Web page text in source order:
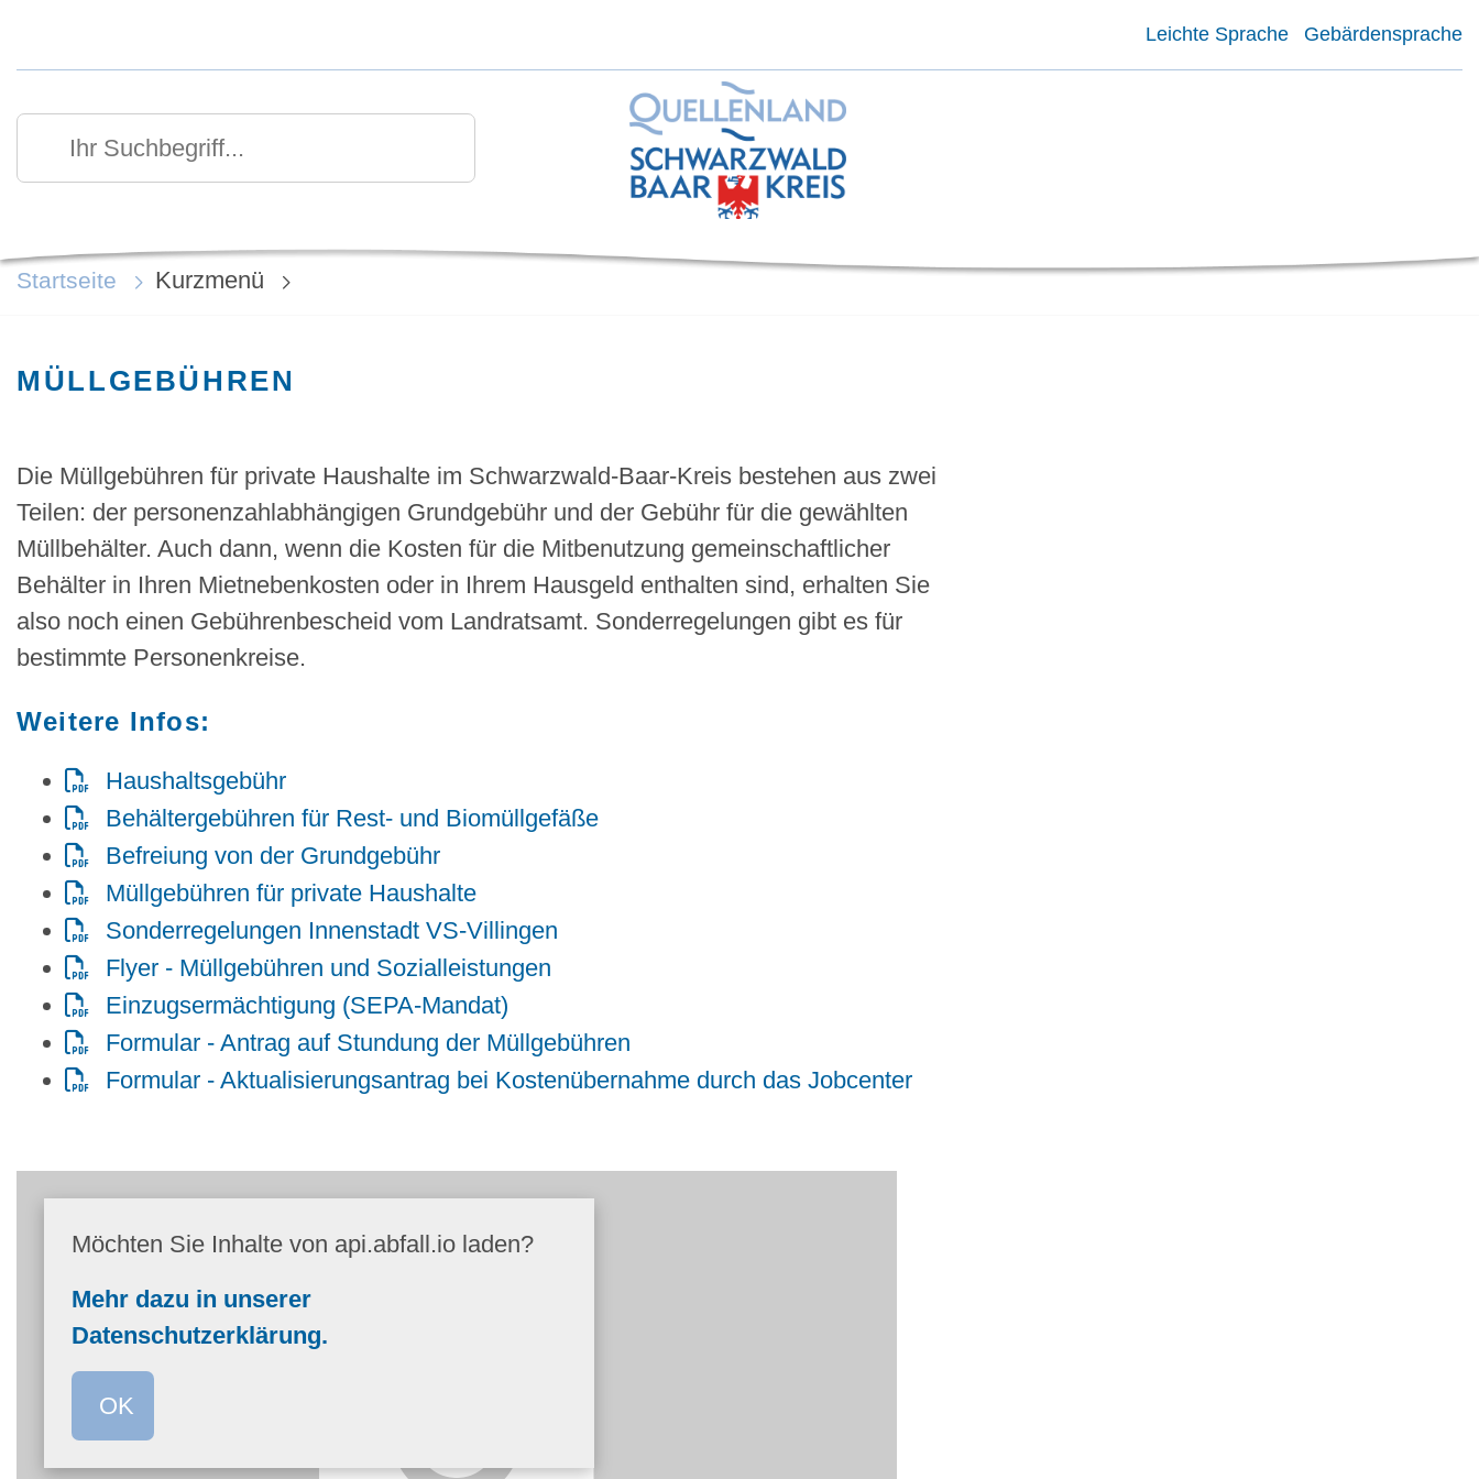
Leichte Sprache Gebärdensprache
Ihr Suchbegriff
Suchen
Startseite Kurzmenü
MÜLLGEBÜHREN
Die Müllgebühren für private Haushalte im Schwarzwald-Baar-Kreis bestehen aus zwei
Teilen: der personenzahlabhängigen Grundgebühr und der Gebühr für die gewählten
Müllbehälter. Auch dann, wenn die Kosten für die Mitbenutzung gemeinschaftlicher
Behälter in Ihren Mietnebenkosten oder in Ihrem Hausgeld enthalten sind, erhalten Sie
also noch einen Gebührenbescheid vom Landratsamt. Sonderregelungen gibt es für
bestimmte Personenkreise.
Weitere Infos:
Haushaltsgebühr
Behältergebühren für Rest- und Biomüllgefäße
Befreiung von der Grundgebühr
Müllgebühren für private Haushalte
Sonderregelungen Innenstadt VS-Villingen
Flyer - Müllgebühren und Sozialleistungen
Einzugsermächtigung (SEPA-Mandat)
Formular - Antrag auf Stundung der Müllgebühren
Formular - Aktualisierungsantrag bei Kostenübernahme durch das Jobcenter
Möchten Sie Inhalte von api.abfall.io laden?
Mehr dazu in unserer
Datenschutzerklärung.
OK